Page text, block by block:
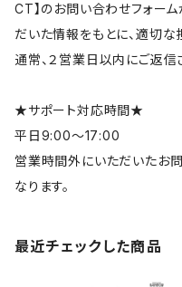
CT】のお問い合わせフォーム
だいた情報をもとに、適切な
通常、２営業日以内にご返信
★サポート対応時間★
平日9:00～17:00
営業時間外にいただいたお
なります。
最近チェックした商品